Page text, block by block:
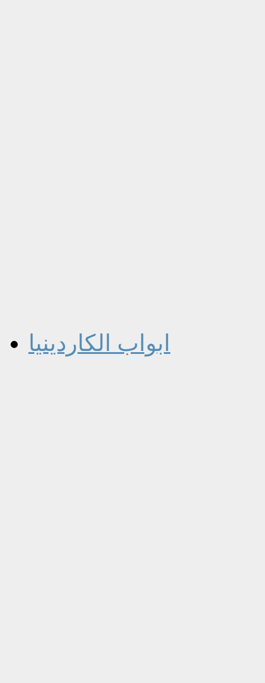
ابواب الكاردينيا